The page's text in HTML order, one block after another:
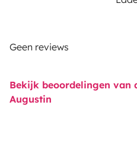
Geen reviews
Bekijk beoordelingen van
Augustin